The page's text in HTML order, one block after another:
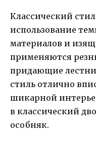
Классический
использование
материалов и
применяются
придающие
стиль отлично
шикарной
в классический
особняк.